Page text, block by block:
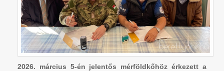
2026. március 5-én jelentős mérföldkőhöz érkezett a